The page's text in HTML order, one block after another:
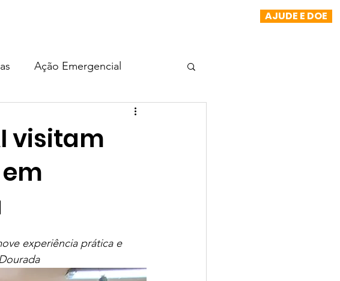
AJUDE E DOE
Ação Emergencial
Projeto Morada
do Carmo
visitam
experiência prática e